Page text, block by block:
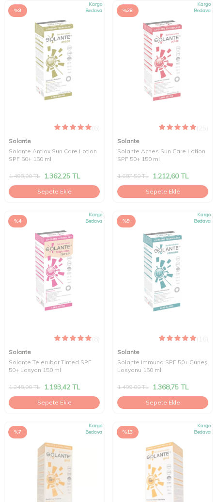
%9
Kargo
Bedava
Solante
Solante Antiox Sun Care Lotion
SPF 50+ 150 ml
1.498,00TL 1.362,25 TL
Sepete Ekle
%28
Kargo
Bedava
Solante
Solante Acnes Sun Care Lotion
SPF 50+ 150 ml
1.687,50TL 1.212,60TL
Sepete Ekle
%4
Kargo
Bedava
Solante
Solante Telerubor Tinted SPF
50+ Losyon 150 ml
1.248,00TL 1.193,42 TL
Sepete Ekle
%9
Kargo
Bedava
Solante
Solante Immuna SPF 50+ Güneş
Losyonu 150 ml
1.499,00TL 1.368,75 TL
Sepete Ekle
%7
Kargo
Bedava
%13
Kargo
Bedava